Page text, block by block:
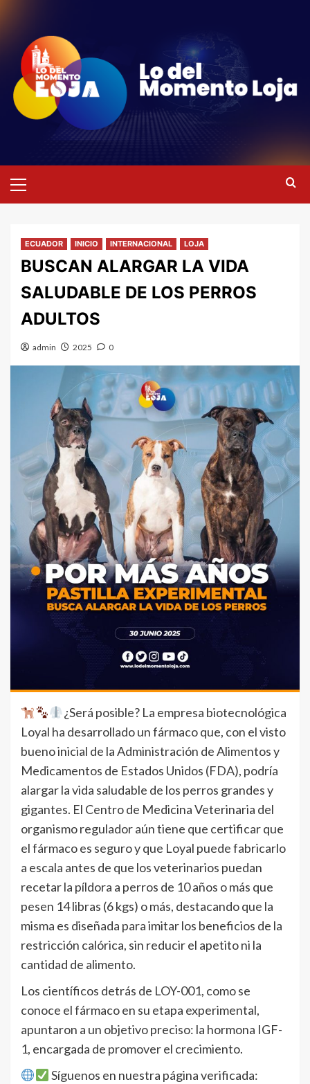
contenido
primario
ECUADOR INICIO INTERNACIONAL LOJA
BUSCAN ALARGAR LA VIDA
SALUDABLE DE LOS PERROS
ADULTOS
admin 2025 0
¿Será posible? La empresa biotecnológica
Loyal ha desarrollado un fármaco que, con el visto
bueno inicial de la Administración de Alimentos y
Medicamentos de Estados Unidos (FDA), podría
alargar la vida saludable de los perros grandes y
gigantes. El Centro de Medicina Veterinaria del
organismo regulador aún tiene que certificar que
el fármaco es seguro y que Loyal puede fabricarlo
a escala antes de que los veterinarios puedan
recetar la píldora a perros de 10 años o más que
pesen 14 libras (6 kgs) o más, destacando que la
misma es diseñada para imitar los beneficios de la
restricción calórica, sin reducir el apetito ni la
cantidad de alimento.
Los científicos detrás de LOY-001, como se
conoce el fármaco en su etapa experimental,
apuntaron a un objetivo preciso: la hormona IGF-
1, encargada de promover el crecimiento.
Síguenos en nuestra página verificada: